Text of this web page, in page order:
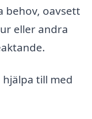
behov, oavsett
eller andra
till med